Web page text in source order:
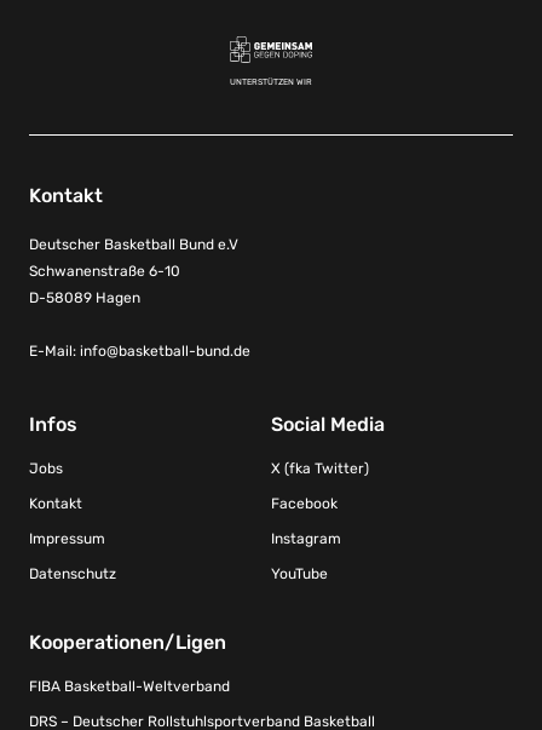
UNTERSTÜTZEN WIR
Kontakt
Deutscher Basketball Bund e.V
Schwanenstraße 6-10
D-58089 Hagen
E-Mail: info@basketball-bund.de
Infos
Jobs
Kontakt
Impressum
Datenschutz
Social Media
X (fka Twitter)
Facebook
Instagram
YouTube
Kooperationen/Ligen
FIBA Basketball-Weltverband
DRS – Deutscher Rollstuhlsportverband Basketball